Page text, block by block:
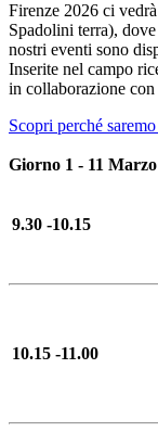
Firenze 2026 ci
Spadolini terra),
nostri eventi sono
Inserite nel campo
in collaborazione
Scopri perché
Giorno 1 - 11 Marzo
9.30 -10.15
10.15 -11.00